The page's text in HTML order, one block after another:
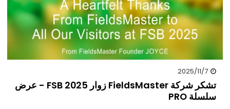
2025/11/7
تشكر شركة FieldsMaster زوار FSB 2025 - عرض
سلسلة PRO